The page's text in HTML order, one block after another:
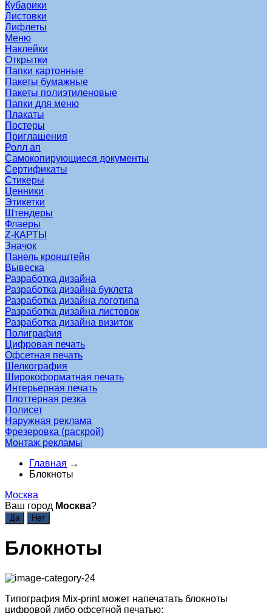
Кубарики
Листовки
Лифлеты
Меню
Наклейки
Открытки
Папки картонные
Пакеты бумажные
Пакеты полиэтиленовые
Папки для меню
Плакаты
Постеры
Приглашения
Ролл ап
Самокопирующиеся документы
Сертификаты
Стикеры
Ценники
Этикетки
Штендеры
Флаеры
Z-КАРТЫ
Значок
Панель кронштейн
Вывеска
Разработка дизайна
Разработка дизайна буклета
Разработка дизайна логотипа
Разработка дизайна листовок
Разработка дизайна визиток
Полиграфия
Цифровая печать
Офсетная печать
Шелкография
Широкоформатная печать
Интерьерная печать
Плоттерная резка
Полисет
Наружная реклама
Фрезеровка (раскрой)
Монтаж рекламы
Главная →
Блокноты
Москва
Ваш город Москва?
Блокноты
Типография Mix-print может напечатать блокноты
цифровой либо офсетной печатью: